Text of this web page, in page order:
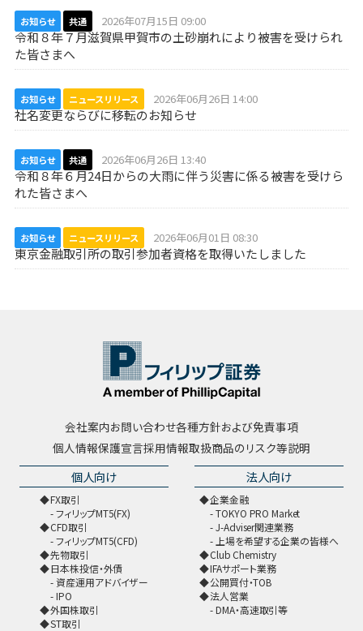
お知らせ 共通 2026年07月15日 09:00
令和８年７月滋賀県甲賀市の土砂崩れにより被害を受けられ
た皆さまへ
お知らせ ニュースリリース 2026年06月26日 14:00
社名変更ならびに移転のお知らせ
お知らせ 共通 2026年06月26日 13:40
令和８年６月24日からの大雨に伴う災害に係る被害を受けら
れた皆さまへ
お知らせ ニュースリリース 2026年06月01日 08:30
東京金融取引所の取引参加者資格を取得いたしました
会社案内お問い合わせ各種方針および免責事項
個人情報保護宣言採用情報取扱商品のリスク等説明
個人向け
FX取引
フィリップMT5(FX)
CFD取引
フィリップMT5(CFD)
先物取引
日本株投信・外債
資産運用アドバイザー
IPO
外国株取引
ST取引
法人向け
企業金融
TOKYO PRO Market
J-Adviser関連業務
上場を希望する企業の皆様へ
Club Chemistry
IFAサポート業務
公開買付・TOB
法人営業
DMA・高速取引等